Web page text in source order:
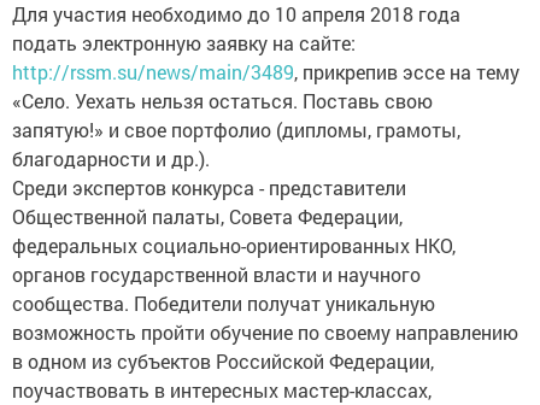
Для участия необходимо до 10 апреля 2018 года
подать электронную заявку на сайте:
http://rssm.su/news/main/3489, прикрепив эссе на тему
«Село. Уехать нельзя остаться. Поставь свою
запятую!» и свое портфолио (дипломы, грамоты,
благодарности и др.).
Среди экспертов конкурса - представители
Общественной палаты, Совета Федерации,
федеральных социально-ориентированных НКО,
органов государственной власти и научного
сообщества. Победители получат уникальную
возможность пройти обучение по своему направлению
в одном из субъектов Российской Федерации,
поучаствовать в интересных мастер-классах,